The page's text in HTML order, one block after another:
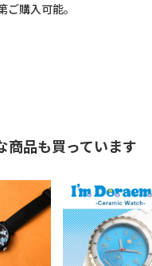
購入可能。
商品も買っています